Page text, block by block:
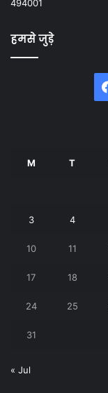
494001
हमसे जुड़े
M T
3 4
10 11
17 18
24 25
31
« Jul